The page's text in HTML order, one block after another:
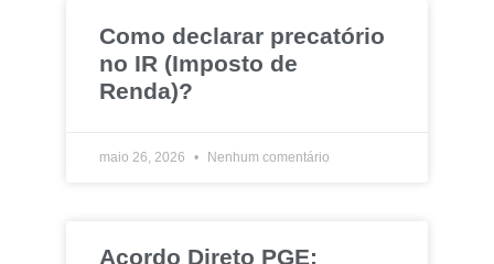
Como declarar precatório
no IR (Imposto de
Renda)?
maio 26, 2026 Nenhum comentário
Acordo Direto PGE: